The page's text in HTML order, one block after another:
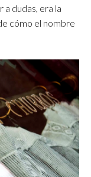
a dudas, era la
cómo el nombre